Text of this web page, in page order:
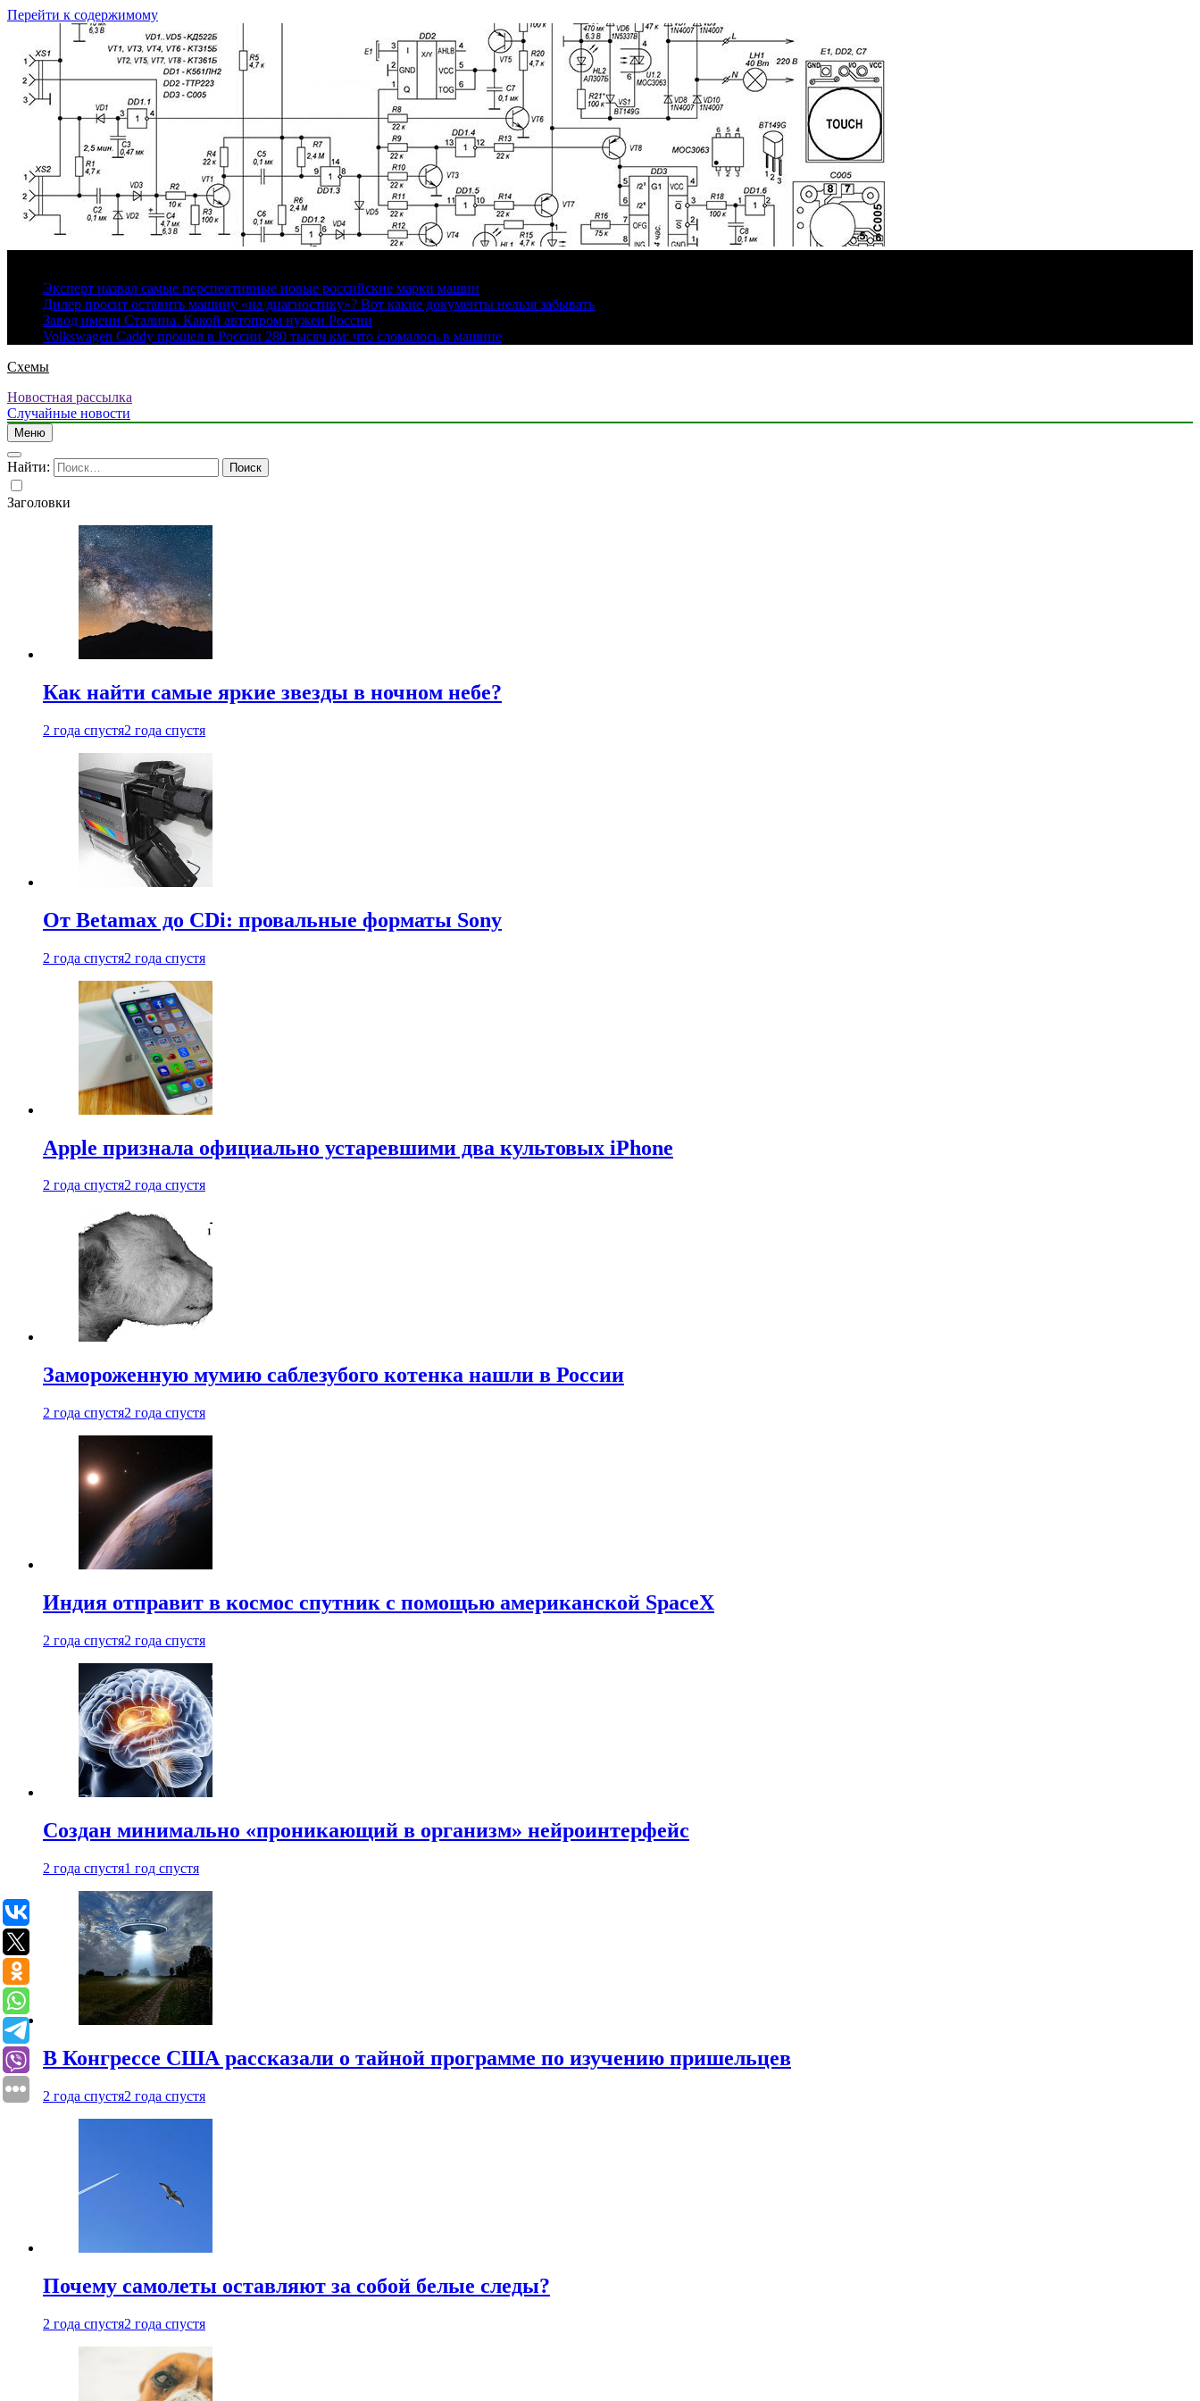
Перейти к содержимому
Эксперт назвал самые перспективные новые российские марки машин
Дилер просит оставить машину «на диагностику»? Вот какие документы нельзя забывать
Завод имени Сталина. Какой автопром нужен России
Volkswagen Caddy прошел в России 280 тысяч км: что сломалось в машине
Схемы
Новостная рассылка
Случайные новости
Меню
Найти:
Заголовки
Как найти самые яркие звезды в ночном небе?
2 года спустя2 года спустя
От Betamax до CDi: провальные форматы Sony
2 года спустя2 года спустя
Apple признала официально устаревшими два культовых iPhone
2 года спустя2 года спустя
Замороженную мумию саблезубого котенка нашли в России
2 года спустя2 года спустя
Индия отправит в космос спутник с помощью американской SpaceX
2 года спустя2 года спустя
Создан минимально «проникающий в организм» нейроинтерфейс
2 года спустя1 год спустя
В Конгрессе США рассказали о тайной программе по изучению пришельцев
2 года спустя2 года спустя
Почему самолеты оставляют за собой белые следы?
2 года спустя2 года спустя